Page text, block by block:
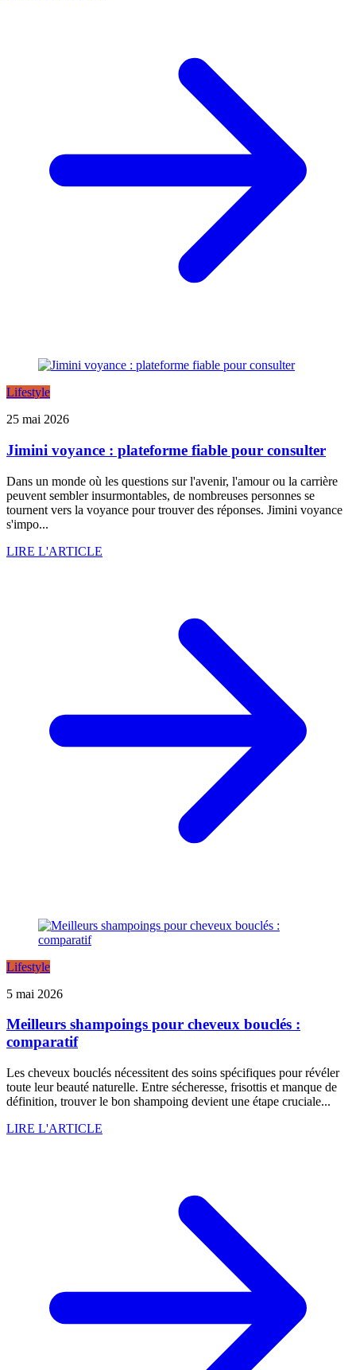
Lifestyle
25 mai 2026
Jimini voyance : plateforme fiable pour consulter
Dans un monde où les questions sur l'avenir, l'amour ou la carrière
peuvent sembler insurmontables, de nombreuses personnes se
tournent vers la voyance pour trouver des réponses. Jimini voyance
s'impo...
LIRE L'ARTICLE
Lifestyle
5 mai 2026
Meilleurs shampoings pour cheveux bouclés :
comparatif
Les cheveux bouclés nécessitent des soins spécifiques pour révéler
toute leur beauté naturelle. Entre sécheresse, frisottis et manque de
définition, trouver le bon shampoing devient une étape cruciale...
LIRE L'ARTICLE